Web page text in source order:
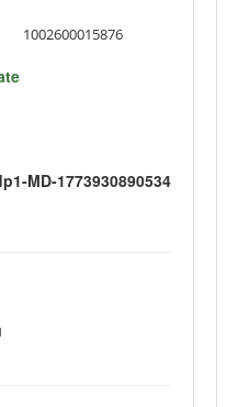
1002600015876
MD-1773930890534